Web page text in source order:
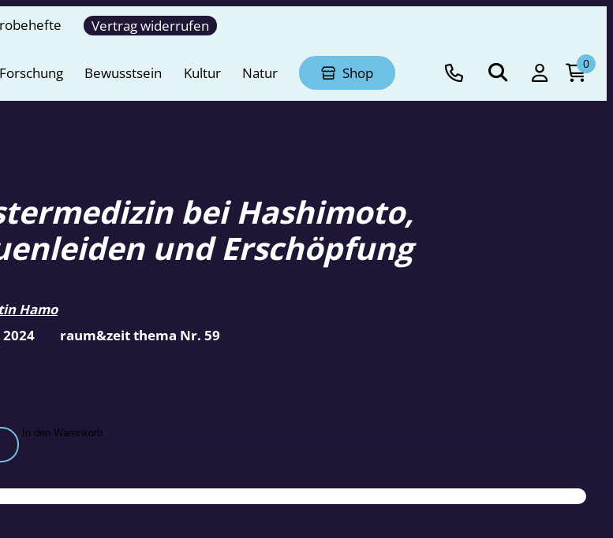
Vertrag widerrufen
Forschung Bewusstsein Kultur Natur Shop
0
bei Hashimoto,
und Erschöpfung
Hamo
In den Warenkorb
raum&zeit thema Nr. 59